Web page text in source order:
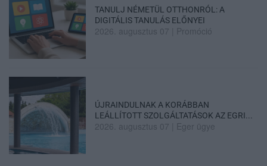
TANULJ NÉMETÜL OTTHONRÓL: A
DIGITÁLIS TANULÁS ELŐNYEI
2026. augusztus 07 Promóció
ÚJRAINDULNAK A KORÁBBAN
LEÁLLÍTOTT SZOLGÁLTATÁSOK AZ EGRI...
2026. augusztus 07 Eger ügye